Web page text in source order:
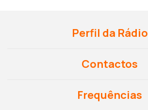
Perfil da Rádio
Contactos
Frequências